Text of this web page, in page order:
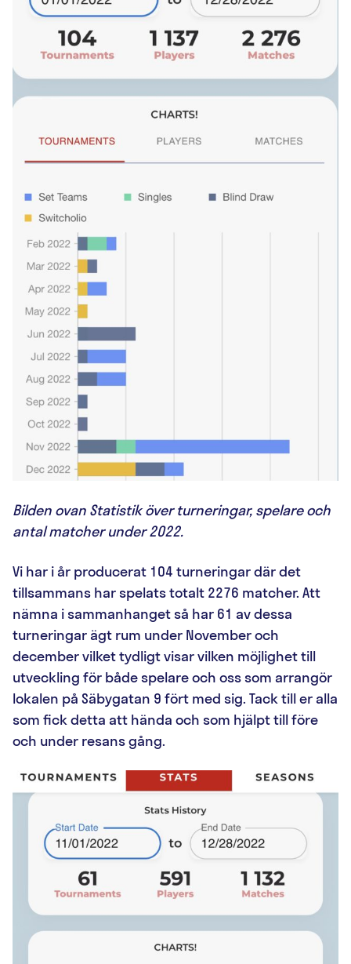
Bilden ovan Statistik över turneringar, spelare och
antal matcher under 2022.
Vi har i år producerat 104 turneringar där det
tillsammans har spelats totalt 2276 matcher. Att
nämna i sammanhanget så har 61 av dessa
turneringar ägt rum under November och
december vilket tydligt visar vilken möjlighet till
utveckling för både spelare och oss som arrangör
lokalen på Säbygatan 9 fört med sig. Tack till er alla
som fick detta att hända och som hjälpt till före
och under resans gång.